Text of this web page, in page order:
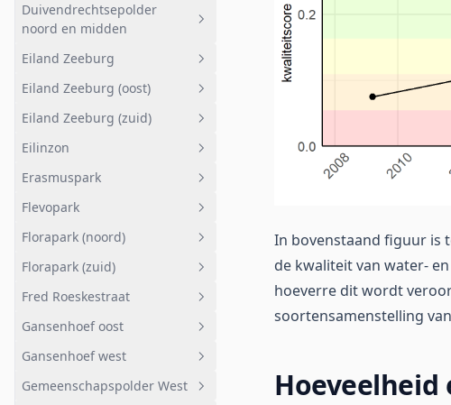
Natuurgebied
Geheel afwateringsgebied
Duivendrechtsepolder
noord en midden
Geheel afwateringsgebied
Duivendrechtsepolder noord
en midden
Eiland Zeeburg
Geheel afwateringsgebied
Eiland Zeeburg
Eiland Zeeburg (oost)
Geheel afwateringsgebied
Eiland Zeeburg (oost)
Eiland Zeeburg (zuid)
Geheel afwateringsgebied
Eiland Zeeburg (zuid)
Eilinzon
Geheel afwateringsgebied
Eilinzon
Erasmuspark
Geheel afwateringsgebied
Erasmuspark
Flevopark
Geheel afwateringsgebied
Flevopark
Florapark (noord)
Geheel afwateringsgebied
Florapark (noord)
Florapark (zuid)
Geheel afwateringsgebied
Florapark (zuid)
Fred Roeskestraat
Geheel afwateringsgebied
Fred Roeskestraat
Gansenhoef oost
Geheel afwateringsgebied
Gansenhoef
Gansenhoef west
Geheel afwateringsgebied
Gemeenschapspolder West
In bovenstaand figuur is
de kwaliteit van water-
hoeverre dit wordt
soortensamenstelling